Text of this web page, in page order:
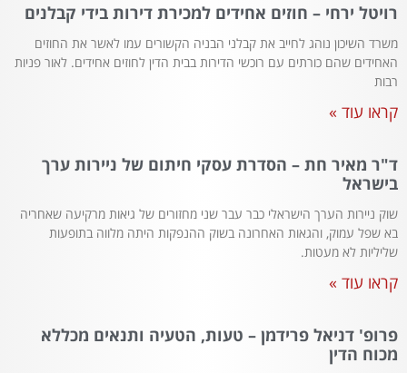
רויטל ירחי – חוזים אחידים למכירת דירות בידי קבלנים
משרד השיכון נוהג לחייב את קבלני הבניה הקשורים עמו לאשר את החוזים
האחידים שהם כורתים עם רוכשי הדירות בבית הדין לחוזים אחידים. לאור פניות
רבות
קראו עוד »
ד"ר מאיר חת – הסדרת עסקי חיתום של ניירות ערך
בישראל
שוק ניירות הערך הישראלי כבר עבר שני מחזורים של גיאות מרקיעה שאחריה
בא שפל עמוק, והגאות האחרונה בשוק ההנפקות היתה מלווה בתופעות
שליליות לא מעטות.
קראו עוד »
פרופ' דניאל פרידמן – טעות, הטעיה ותנאים מכללא
מכוח הדין